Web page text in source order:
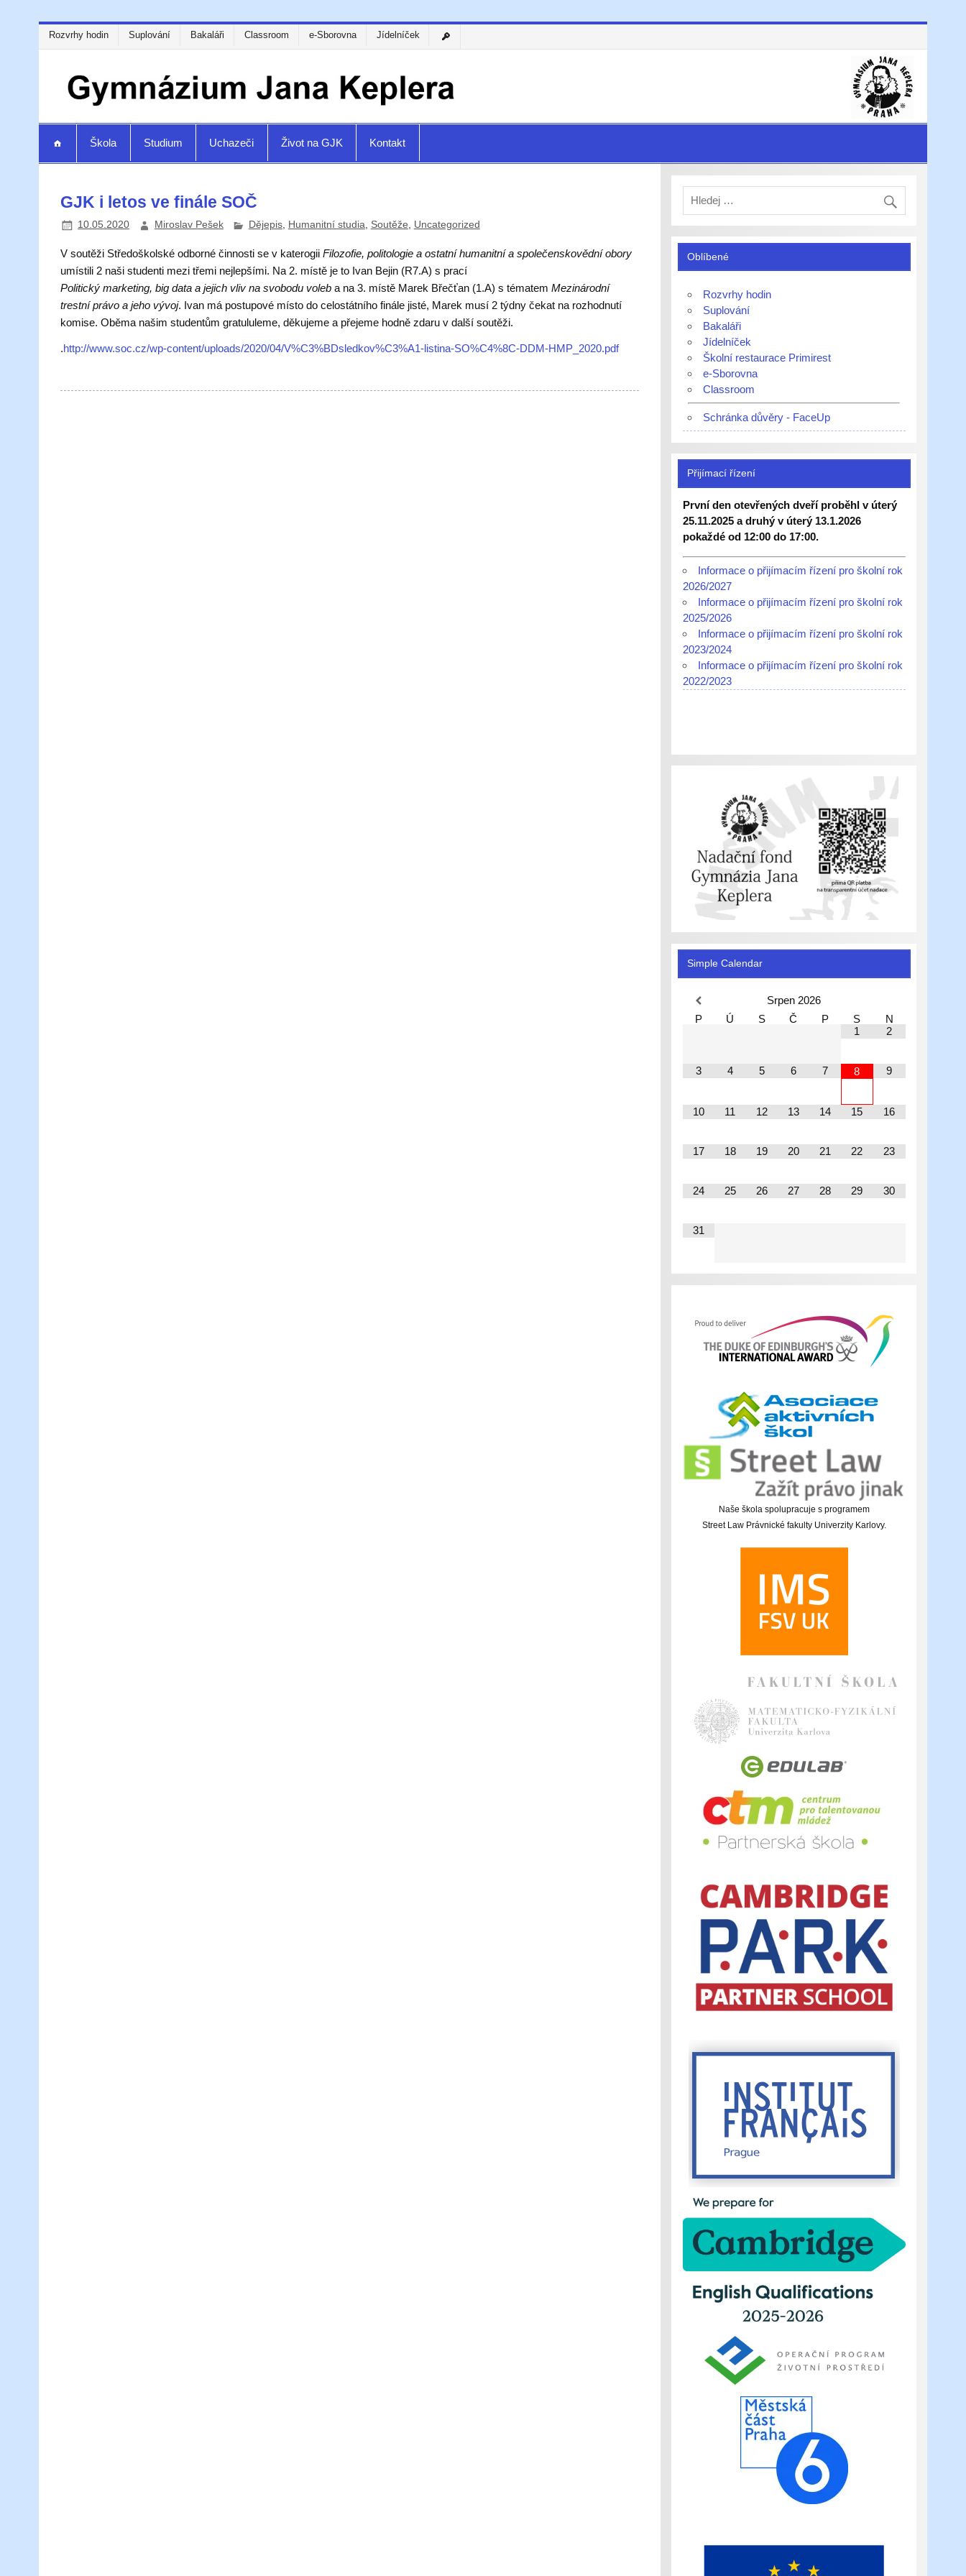
Rozvrhy hodin Suplování Bakaláři Classroom e-Sborovna Jídelníček
Škola Studium Uchazeči Život na GJK Kontakt
GJK i letos ve finále SOČ
10.05.2020 Miroslav Pešek Dějepis, Humanitní studia, Soutěže, Uncategorized
V soutěži Středoškolské odborné činnosti se v katerogiiFilozofie, politologie a ostatní humanitní a společenskovědní obory
umístili 2 naši studenti mezi třemi nejlepšími. Na 2. místě je to Ivan Bejin (R7.A) s prací
Politický marketing, big data a jejich vliv na svobodu voleba na 3. místě Marek Břečťan (1.A) s tématemMezinárodní
trestní právo a jeho vývoj. Ivan má postupové místo do celostátního finále jisté, Marek musí 2 týdny čekat na rozhodnutí
komise. Oběma našim studentům gratululeme, děkujeme a přejeme hodně zdaru v další soutěži.
.http://www.soc.cz/wp-content/uploads/2020/04/V%C3%BDsledkov%C3%A1-listina-SO%C4%8C-DDM-HMP_2020.pdf
Oblíbené
Rozvrhy hodin
Suplování
Bakaláři
Jídelníček
Školní restaurace Primirest
e-Sborovna
Classroom
Schránka důvěry - FaceUp
Přijímací řízení
První den otevřených dveří proběhl v úterý
25.11.2025 a druhý v úterý 13.1.2026
pokaždé od 12:00 do 17:00.
Informace o přijímacím řízení pro školní rok
2026/2027
Informace o přijímacím řízení pro školní rok
2025/2026
Informace o přijímacím řízení pro školní rok
2023/2024
Informace o přijímacím řízení pro školní rok
2022/2023
Simple Calendar
Srpen 2026
P
Ú S Č P S
N
1
2
3 4 5 6 7 8 9
10 11 12 13 14 15 16
17 18 19 20 21 22 23
24 25 26 27 28 29 30
31
Naše škola spolupracuje s programem
Street Law Právnické fakulty Univerzity Karlovy.